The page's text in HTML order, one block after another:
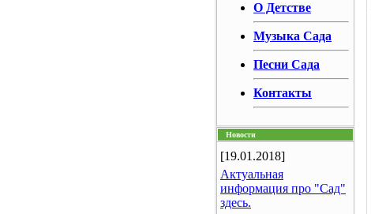
О Детстве
Музыка Сада
Песни Сада
Контакты
Новости
[19.01.2018]
Актуальная
информация про "Сад"
здесь.